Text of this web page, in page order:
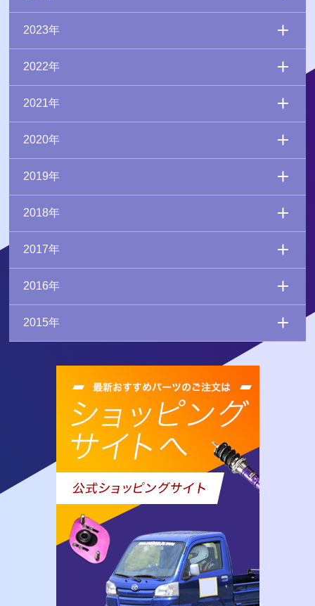
2023年
2022年
2021年
2020年
2019年
2018年
2017年
2016年
2015年